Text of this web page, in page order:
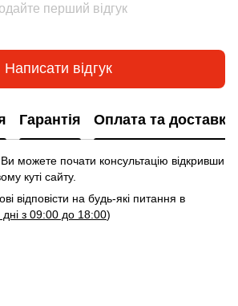
перший відгук
Написати відгук
Гарантія Оплата та доставка
можете почати консультацію відкривши
куті сайту.
відповісти на будь-які питання в
дні з 09:00 до 18:00)